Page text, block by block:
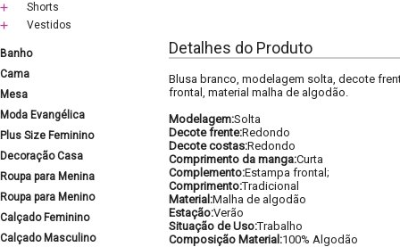
Shorts
Vestidos
Banho
Cama
Mesa
Moda Evangélica
Plus Size Feminino
Decoração Casa
Roupa para Menina
Roupa para Menino
Calçado Feminino
Calçado Masculino
Detalhes do Produto
Blusa branco, modelagem solta, decote
frontal, material malha de algodão.
Modelagem:Solta
Decote frente:Redondo
Decote costas:Redondo
Comprimento da manga:Curta
Complemento:Estampa frontal;
Comprimento:Tradicional
Material:Malha de algodão
Estação:Verão
Situação de Uso:Trabalho
Composição Material:100% Algodão